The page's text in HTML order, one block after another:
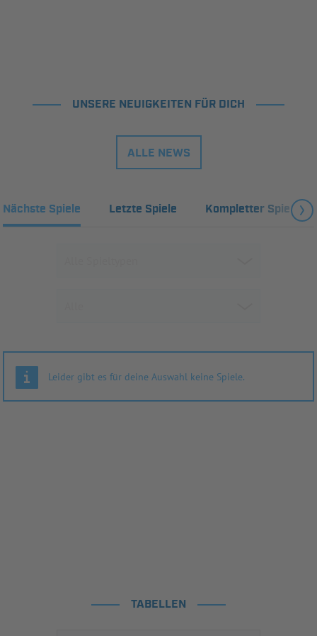
UNSERE NEUIGKEITEN FÜR DICH
ALLE NEWS
Nächste Spiele Letzte Spiele Kompletter Spielplan
Leider gibt es für deine Auswahl keine Spiele.
TABELLEN